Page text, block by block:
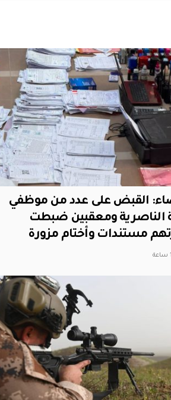
القبض على عدد من موظفي
الناصرية ومعقبين ضبطت
مستندات وأختام مزورة